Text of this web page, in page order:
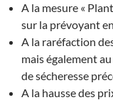
A la mesure «
sur la prévoyant
A la raréfaction
mais également
de sécheresse
A la hausse des